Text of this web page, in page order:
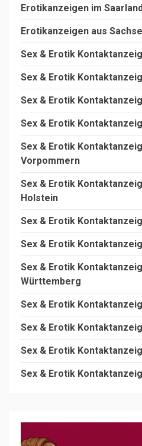
Erotikanzeigen im
Erotikanzeigen aus
Sex & Erotik
Sex & Erotik
Sex & Erotik
Sex & Erotik
Sex & Erotik
Vorpommern
Sex & Erotik
Holstein
Sex & Erotik
Sex & Erotik
Sex & Erotik
Württemberg
Sex & Erotik
Sex & Erotik
Sex & Erotik
Sex & Erotik